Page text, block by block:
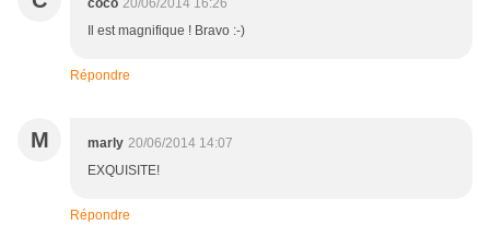
coco 20/06/2014 16:26
Il est magnifique ! Bravo :-)
Répondre
M marly 20/06/2014 14:07
EXQUISITE!
Répondre